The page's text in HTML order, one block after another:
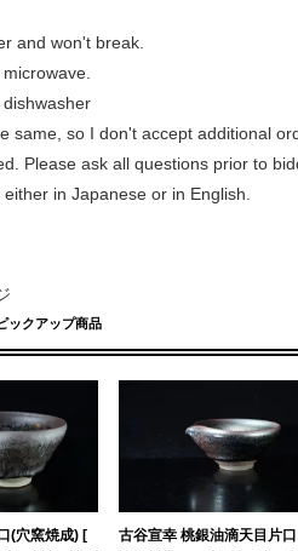
and won't break.
dishwasher
same, so I don't accept additional
Please ask all questions prior to
either in Japanese or in English.
ックアップ商品
(穴窯焼成) [
古谷宣幸 桃銀油滴天目片